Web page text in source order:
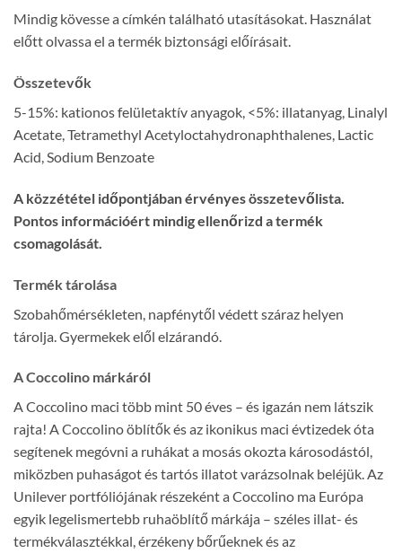
Mindig kövesse a címkén található utasításokat. Használat
előtt olvassa el a termék biztonsági előírásait.
Összetevők
5-15%: kationos felületaktív anyagok, <5%: illatanyag, Linalyl
Acetate, Tetramethyl Acetyloctahydronaphthalenes, Lactic
Acid, Sodium Benzoate
A közzététel időpontjában érvényes összetevőlista.
Pontos információért mindig ellenőrizd a termék
csomagolását.
Termék tárolása
Szobahőmérsékleten, napfénytől védett száraz helyen
tárolja. Gyermekek elől elzárandó.
A Coccolino márkáról
A Coccolino maci több mint 50 éves – és igazán nem látszik
rajta! A Coccolino öblítők és az ikonikus maci évtizedek óta
segítenek megóvni a ruhákat a mosás okozta károsodástól,
miközben puhaságot és tartós illatot varázsolnak beléjük. Az
Unilever portfóliójának részeként a Coccolino ma Európa
egyik legelismertebb ruhaöblítő márkája – széles illat- és
termékválasztékkal, érzékeny bőrűeknek és az